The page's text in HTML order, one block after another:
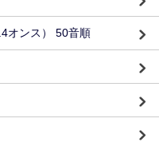
オンス） 50音順